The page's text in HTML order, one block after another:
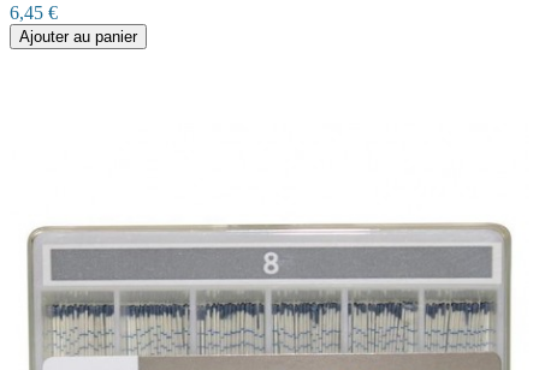
6,45 €
Ajouter au panier